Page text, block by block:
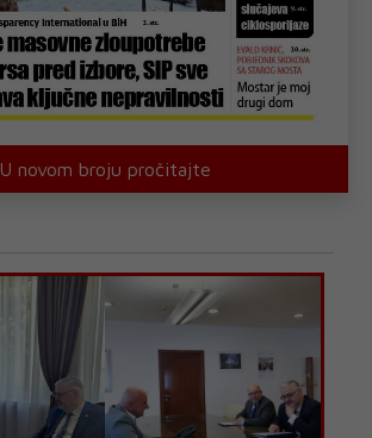
U novom broju pročitajte